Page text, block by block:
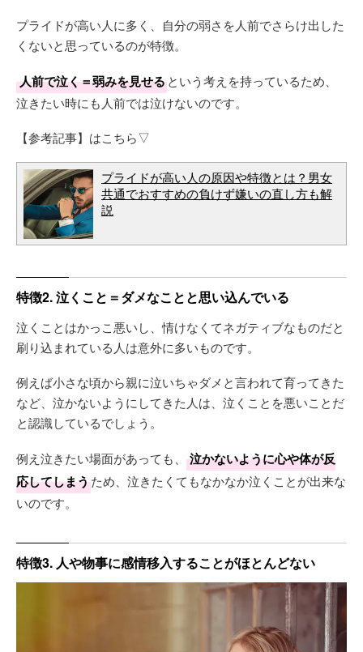
プライドが高い人に多く、自分の弱さを人前でさらけ出した
くないと思っているのが特徴。
人前で泣く＝弱みを見せるという考えを持っているため、
泣きたい時にも人前では泣けないのです。
【参考記事】はこちら▽
プライドが高い人の原因や特徴とは？男女
共通でおすすめの負けず嫌いの直し方も解
説
特徴2. 泣くこと＝ダメなことと思い込んでいる
泣くことはかっこ悪いし、情けなくてネガティブなものだと
刷り込まれている人は意外に多いものです。
例えば小さな頃から親に泣いちゃダメと言われて育ってきた
など、泣かないようにしてきた人は、泣くことを悪いことだ
と認識しているでしょう。
例え泣きたい場面があっても、
泣かないように心や体が反
応してしまうため、泣きたくてもなかなか泣くことが出来な
いのです。
特徴3. 人や物事に感情移入することがほとんどない